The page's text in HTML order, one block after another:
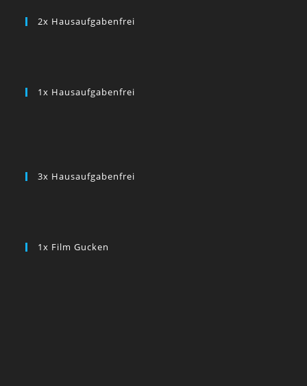
2x Hausaufgabenfrei
1x Hausaufgabenfrei
3x Hausaufgabenfrei
1x Film Gucken